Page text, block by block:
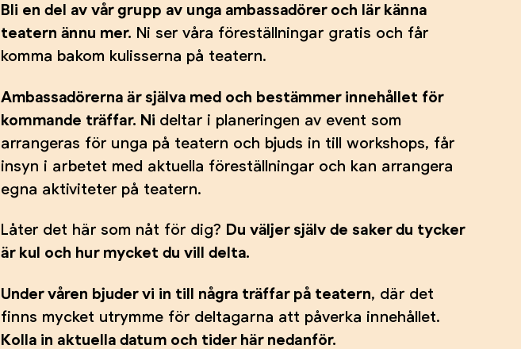
Bli en del av vår grupp av unga ambassadörer och lär känna
teatern ännu mer. Ni ser våra föreställningar gratis och får
komma bakom kulisserna på teatern.
Ambassadörerna är själva med och bestämmer innehållet för
kommande träffar. Ni deltar i planeringen av event som
arrangeras för unga på teatern och bjuds in till workshops, får
insyn i arbetet med aktuella föreställningar och kan arrangera
egna aktiviteter på teatern.
Låter det här som nåt för dig? Du väljer själv de saker du tycker
är kul och hur mycket du vill delta.
Under våren bjuder vi in till några träffar på teatern, där det
finns mycket utrymme för deltagarna att påverka innehållet.
Kolla in aktuella datum och tider här nedanför.